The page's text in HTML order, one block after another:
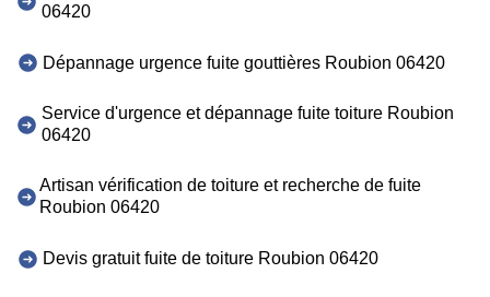
06420
Dépannage urgence fuite gouttières Roubion 06420
Service d'urgence et dépannage fuite toiture Roubion
06420
Artisan vérification de toiture et recherche de fuite
Roubion 06420
Devis gratuit fuite de toiture Roubion 06420